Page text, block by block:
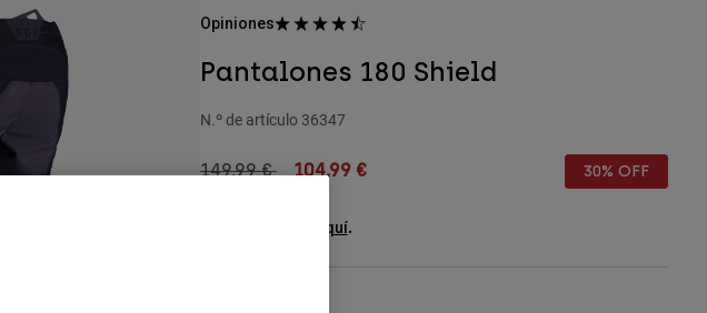
Opiniones
Pantalones 180 Shield
N.º de artículo 36347
Price reduced from
149,99 €to104,99 € 30% OFF
aquí.